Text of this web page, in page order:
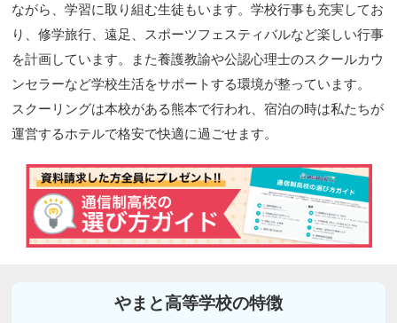
ながら、学習に取り組む生徒もいます。学校行事も充実してお
り、修学旅行、遠足、スポーツフェスティバルなど楽しい行事
を計画しています。また養護教諭や公認心理士のスクールカウ
ンセラーなど学校生活をサポートする環境が整っています。
スクーリングは本校がある熊本で行われ、宿泊の時は私たちが
運営するホテルで格安で快適に過ごせます。
やまと高等学校の特徴